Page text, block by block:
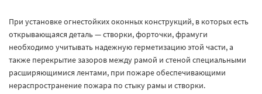
При установке огнестойких оконных конструкций, в которых есть
открывающаяся деталь — створки, форточки, фрамуги
необходимо учитывать надежную герметизацию этой части, а
также перекрытие зазоров между рамой и стеной специальными
расширяющимися лентами, при пожаре обеспечивающими
нераспространение пожара по стыку рамы и створки.